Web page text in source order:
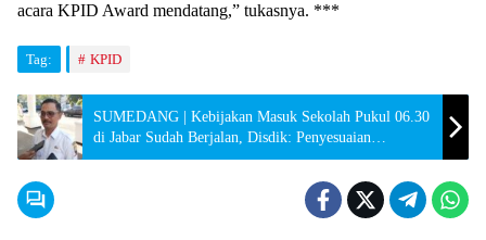
acara KPID Award mendatang,” tukasnya. ***
Tag: KPID
SUMEDANG | Kebijakan Masuk Sekolah Pukul 06.30
di Jabar Sudah Berjalan, Disdik: Penyesuaian
Berlangsung Lancar